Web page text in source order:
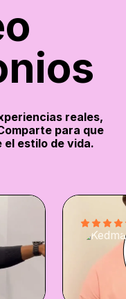
reales,
para que
estilo de vida.